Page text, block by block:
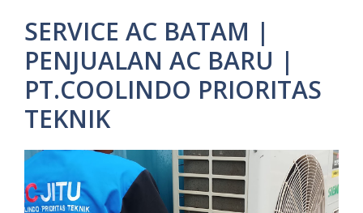
SERVICE AC BATAM |
PENJUALAN AC BARU |
PT.COOLINDO PRIORITAS
TEKNIK